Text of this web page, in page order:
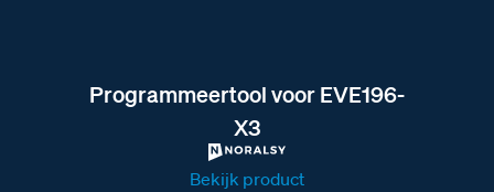
Programmeertool voor EVE196-
X3
Bekijk product